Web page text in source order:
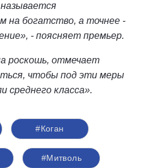
на богатство, а точнее -
- поясняет премьер.
роскошь, отмечает
чтобы под эти меры
среднего класса».
#Коган
#Митволь